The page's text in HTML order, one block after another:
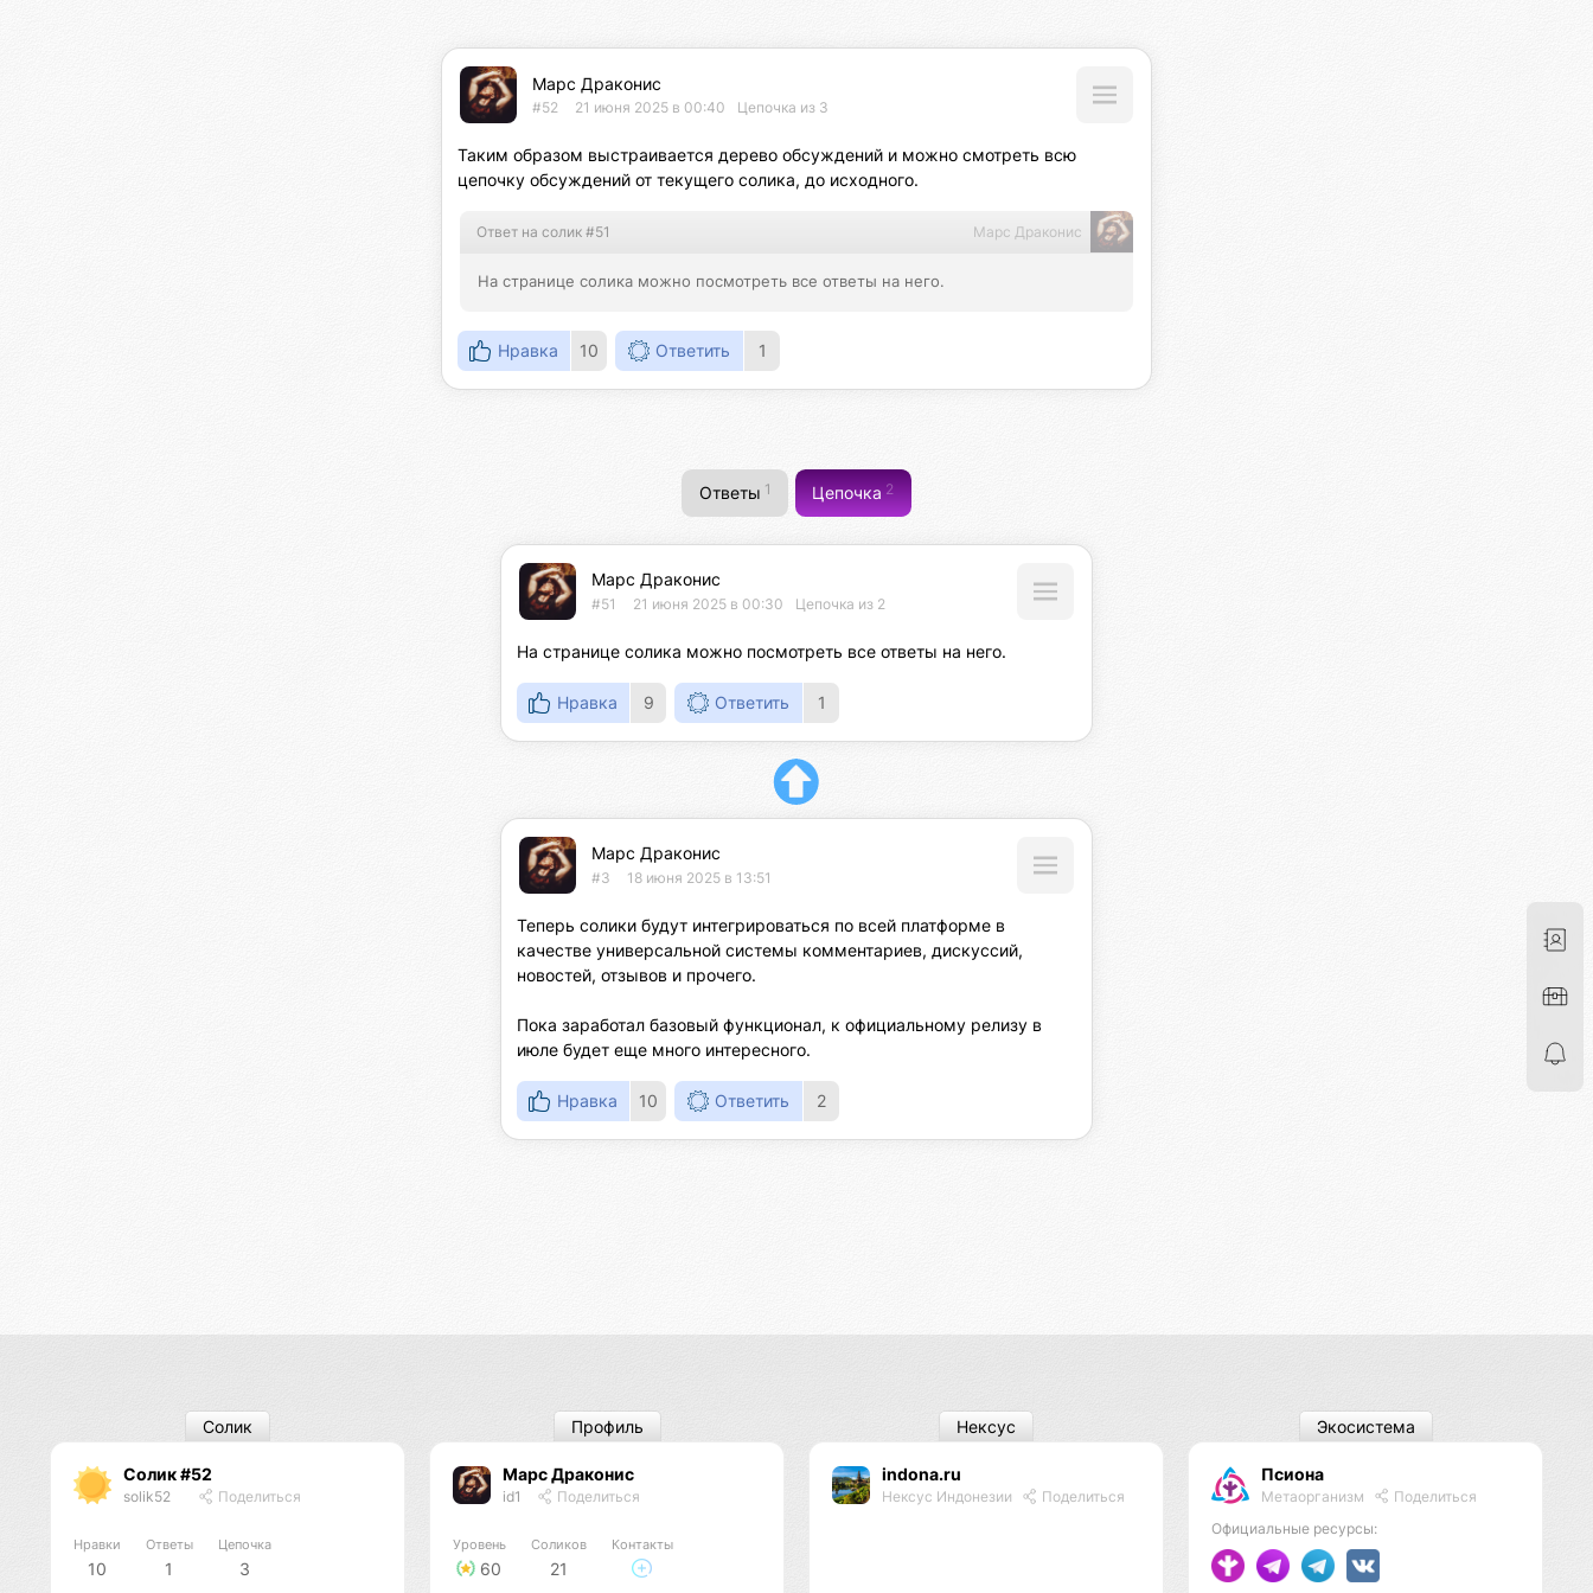
Марс Драконис
#52 21 июня 2025 в 00:40 Цепочка из 3
Таким образом выстраивается дерево обсуждений и можно смотреть всю
цепочку обсуждений от текущего солика, до исходного.
Ответ на солик #51 Марс Драконис
На странице солика можно посмотреть все ответы на него.
Нравка 10 Ответить 1
Ответы 1 Цепочка2
Марс Драконис
#51 21 июня 2025 в 00:30 Цепочка из 2
На странице солика можно посмотреть все ответы на него.
Нравка 9 Ответить 1
Марс Драконис
#3 18 июня 2025 в 13:51
Теперь солики будут интегрироваться по всей платформе в
качестве универсальной системы комментариев, дискуссий,
новостей, отзывов и прочего.
Пока заработал базовый функционал, к официальному релизу в
июле будет еще много интересного.
Нравка 10 Ответить 2
Солик #52
solik52 Поделиться
Нравки
10
Ответы
1
Цепочка
3
Солик
Марс Драконис
id1 Поделиться
Уровень
60
Соликов
21
Контакты
Профиль
indona.ru
Нексус Индонезии Поделиться
Нексус
Псиона
Метаорганизм
Поделиться
Официальные ресурсы:
Экосистема